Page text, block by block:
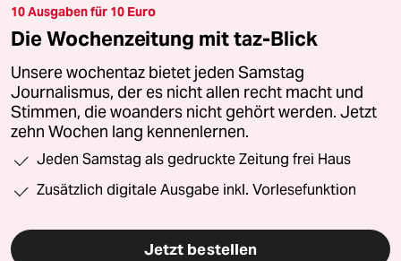
10 Ausgaben für 10 Euro
Die Wochenzeitung mit taz-Blick
Unsere wochentaz bietet jeden Samstag
Journalismus, der es nicht allen recht macht und
Stimmen, die woanders nicht gehört werden. Jetzt
zehn Wochen lang kennenlernen.
Jeden Samstag als gedruckte Zeitung frei Haus
Zusätzlich digitale Ausgabe inkl. Vorlesefunktion
Jetzt bestellen